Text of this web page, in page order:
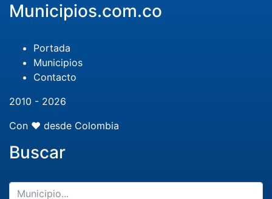
Municipios.com.co
Portada
Municipios
Contacto
2010 - 2026
Con ❤️ desde Colombia
Buscar